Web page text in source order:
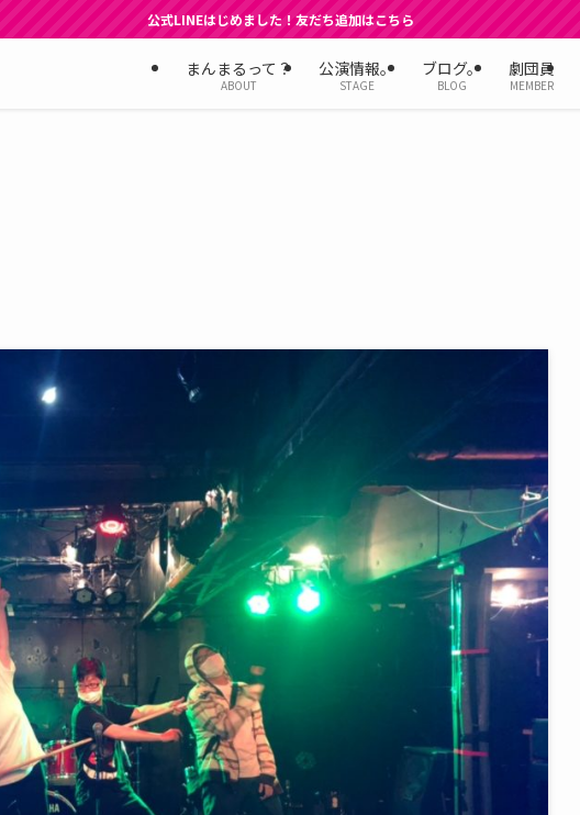
公式LINEはじめました！友だち追加はこちら
まんまるって？
ABOUT
公演情報。
STAGE
ブログ。
BLOG
劇団員
MEMBER